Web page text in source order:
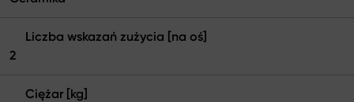
Liczba wskazań zużycia [na oś]
2
Ciężar [kg]